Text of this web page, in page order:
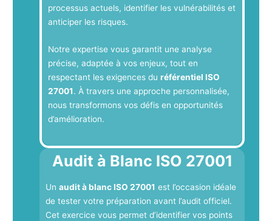
processus actuels, identifier les vulnérabilités et
anticiper les risques.
Notre expertise vous garantit une analyse
précise, adaptée à vos enjeux, tout en
respectant les exigences du référentiel ISO
27001. À travers une approche personnalisée,
nous transformons vos défis en opportunités
d’amélioration.
Audit à Blanc ISO 27001
Un audit à blanc ISO 27001 est l’occasion idéale
de tester votre préparation avant l’audit officiel.
Cet exercice vous permet d’identifier vos points